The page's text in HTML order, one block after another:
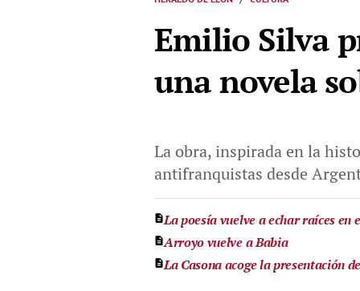
Emilio Silva
una novela
La obra, inspirada en la
antifranquistas desde
La poesía vuelve a echar raíces en
Arroyo vuelve a Babia
La Casona acoge la presentación